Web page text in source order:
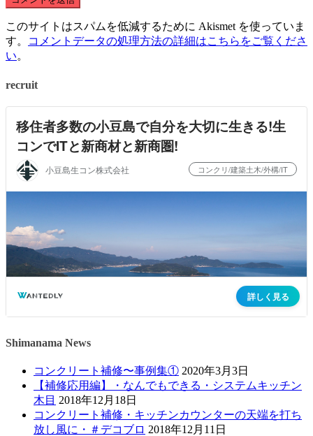
このサイトはスパムを低減するために Akismet を使っていま
す。
コメントデータの処理方法の詳細はこちらをご覧くださ
い。
recruit
Shimanama News
コンクリート補修〜事例集① 2020年3月3日
【補修応用編】・なんでもできる・システムキッチン
木目 2018年12月18日
コンクリート補修・キッチンカウンターの天端を打ち
放し風に・＃デコブロ 2018年12月11日